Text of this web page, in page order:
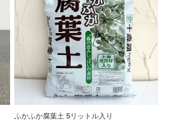
ふかふか腐葉土 5リットル入り